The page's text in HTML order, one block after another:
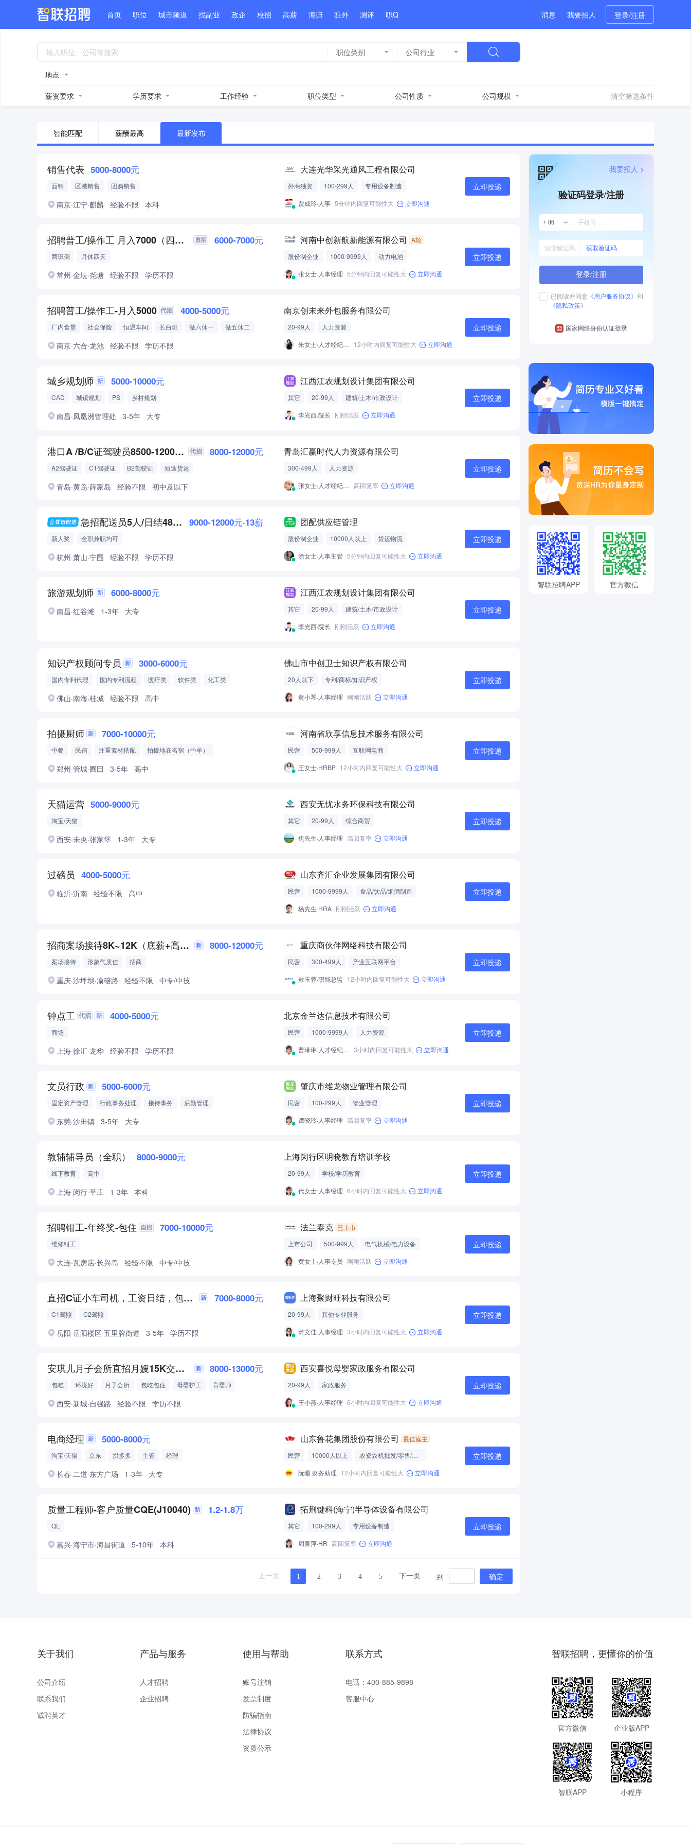
首页 职位 城市频道 找副业 政企 校招 高薪 海归 驻外 测评 职Q 消息 我要招人 登录/注册
职位类别 公司行业
地点
薪资要求 学历要求 工作经验 职位类型 公司性质 公司规模 清空筛选条件
智能匹配 薪酬最高 最新发布
销售代表 5000-8000元
面销 区域销售 团购销售
南京·江宁·麒麟 经验不限 本科
大连光华采光通风工程有限公司
外商独资 100-299人
专用设备制造
贾成玲·人事 5分钟内回复可能性大 立即沟通
立即投递
招聘普工/操作工 月入7000（四人间 空调） 6000-7000元
两班倒 月休四天
常州·金坛·尧塘 经验不限 学历不限
河南中创新航新能源有限公司 A轮
股份制企业
1000-9999人
动力电池
张女士·人事经理 5分钟内回复可能性大 立即沟通
立即投递
招聘普工/操作工-月入5000 4000-5000元
厂内食堂 社会保险 恒温车间 长白班 做六休一
做五休二
南京·六合·龙池 经验不限 学历不限
南京创未来外包服务有限公司
20-99人
人力资源
朱女士·人才经纪人-经营性招聘服务
12小时内回复可能性大 立即沟通
立即投递
城乡规划师 5000-10000元
CAD 城镇规划 PS 乡村规划
南昌·凤凰洲管理处 3-5年 大专
江西江农规划设计集团有限公司
其它 20-99人
建筑/土木/市政设计
李光西·院长 刚刚活跃 立即沟通
立即投递
港口A /B/C证驾驶员8500-12000/五险 8000-12000元
A2驾驶证 C1驾驶证 B2驾驶证 短途货运
青岛·黄岛·薛家岛 经验不限 初中及以下
青岛汇赢时代人力资源有限公司
300-499人
人力资源
张女士·人才经纪人-经营性招聘服务 高回复率 立即沟通
立即投递
急招配送员5人/日结480/送仓库就近安排 9000-12000元·13薪
新人奖 全职兼职均可
杭州·萧山·宁围 经验不限 学历不限
团配供应链管理
股份制企业 10000人以上
货运物流
涂女士·人事主管 5分钟内回复可能性大 立即沟通
立即投递
旅游规划师 6000-8000元
南昌·红谷滩 1-3年 大专
江西江农规划设计集团有限公司
其它 20-99人
建筑/土木/市政设计
李光西·院长 刚刚活跃 立即沟通
立即投递
知识产权顾问专员 3000-6000元
国内专利代理 国内专利流程 医疗类 软件类 化工类
佛山·南海·桂城 经验不限 高中
佛山市中创卫士知识产权有限公司
20人以下
专利/商标/知识产权
黄小琴·人事经理 刚刚活跃 立即沟通
立即投递
拍摄厨师 7000-10000元
中餐 民宿 注重素材搭配 拍摄地在名宿（中牟）
郑州·管城·圃田 3-5年 高中
河南省欣享信息技术服务有限公司
民营 500-999人
互联网电商
王女士·HRBP 12小时内回复可能性大 立即沟通
立即投递
天猫运营 5000-9000元
淘宝/天猫
西安·未央·张家堡 1-3年 大专
西安无忧水务环保科技有限公司
其它 20-99人
综合商贸
焦先生·人事经理 高回复率 立即沟通
立即投递
过磅员 4000-5000元
临沂·沂南 经验不限 高中
山东齐汇企业发展集团有限公司
民营 1000-9999人
食品/饮品/烟酒制造
杨先生·HRA 刚刚活跃 立即沟通
立即投递
招商案场接待8K~12K（底薪+高额奖金＋五险) 8000-12000元
案场接待 形象气质佳 招商
重庆·沙坪坝·渝碚路 经验不限 中专/中技
重庆商伙伴网络科技有限公司
民营 300-499人
产业互联网平台
敖玉蓉·职能总监 12小时内回复可能性大 立即沟通
立即投递
钟点工 4000-5000元
商场
上海·徐汇·龙华 经验不限 学历不限
北京金兰达信息技术有限公司
民营 1000-9999人
人力资源
曹琳琳·人才经纪人-经营性招聘服务 3小时内回复可能性大 立即沟通
立即投递
文员行政 5000-6000元
固定资产管理 行政事务处理 接待事务 后勤管理
东莞·沙田镇 3-5年 大专
肇庆市维龙物业管理有限公司
民营 100-299人
物业管理
谭晓玲·人事经理 高回复率 立即沟通
立即投递
教辅辅导员（全职） 8000-9000元
线下教育 高中
上海·闵行·莘庄 1-3年 本科
上海闵行区明晓教育培训学校
20-99人
学校/学历教育
代女士·人事经理 6小时内回复可能性大 立即沟通
立即投递
招聘钳工-年终奖-包住 7000-10000元
维修钳工
大连·瓦房店·长兴岛 经验不限 中专/中技
法兰泰克 已上市
上市公司
500-999人
电气机械/电力设备
黄女士·人事专员 刚刚活跃 立即沟通
立即投递
直招C证小车司机，工资日结，包吃包住，口碑信誉好，值得信赖 7000-8000元
C1驾照 C2驾照
岳阳·岳阳楼区·五里牌街道 3-5年 学历不限
上海聚财旺科技有限公司
20-99人
其他专业服务
芮文佳·人事经理 3小时内回复可能性大 立即沟通
立即投递
安琪儿月子会所直招月嫂15K交社保包吃住 8000-13000元
包吃 环境好 月子会所 包吃包住 母婴护工
育婴师
西安·新城·自强路 经验不限 学历不限
西安喜悦母婴家政服务有限公司
20-99人
家政服务
王小燕·人事经理 6小时内回复可能性大 立即沟通
立即投递
电商经理 5000-8000元
淘宝/天猫 京东 拼多多 主管 经理
长春·二道·东方广场 1-3年 大专
山东鲁花集团股份有限公司 最佳雇主
民营
10000人以上
农资农机批发/零售/贸易
阮珊·财务助理 12小时内回复可能性大 立即沟通
立即投递
质量工程师-客户质量CQE(J10040) 1.2-1.8万
QE
嘉兴·海宁市·海昌街道 5-10年 本科
拓荆键科(海宁)半导体设备有限公司
其它 100-299人
专用设备制造
周泉萍·HR 高回复率 立即沟通
立即投递
上一页 1 2 3 4 5 下一页 到 确定
验证码登录/注册
+ 86
获取验证码
登录/注册
已阅读并同意 《用户服务协议》 和
《隐私政策》
国家网络身份认证登录
我要招人 >
智联招聘APP 官方微信
关于我们
公司介绍
联系我们
诚聘英才
产品与服务
人才招聘
企业招聘
使用与帮助
账号注销
发票制度
防骗指南
法律协议
资质公示
联系方式
电话：400-885-9898
客服中心
智联招聘，更懂你的价值
官方微信 企业版APP
智联APP 小程序